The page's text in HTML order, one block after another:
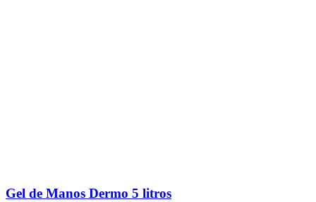
Gel de Manos Dermo 5 litros